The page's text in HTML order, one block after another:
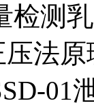
检测
法
01